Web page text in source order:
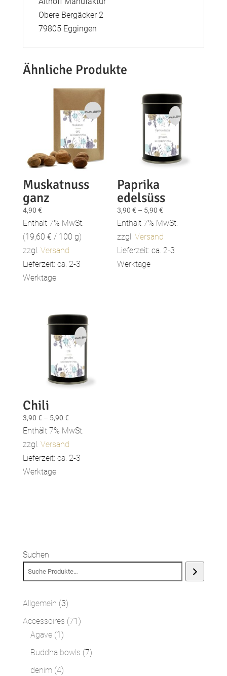
Obere Bergäcker 2
79805 Eggingen
Ähnliche Produkte
Muskatnuss
ganz
4,90 €
Enthält 7% MwSt.
(19,60 € / 100 g)
zzgl. Versand
Lieferzeit: ca. 2-3
Werktage
Paprika
edelsüss
3,90€ – 5,90€
3,90 €
bis
Enthält 7% MwSt.
zzgl.Versand
Lieferzeit: ca. 2-3
Werktage
Chili
3,90 € – 5,90 €Preisspanne:
3,90 €
bis
Enthält 7% MwSt.
zzgl. Versand
Lieferzeit: ca. 2-3
Werktage
Suchen
Allgemein 33
Produkte
Accessoires 71 71
Agave 1 1
Produkt
Buddha bowls 77
denim 44